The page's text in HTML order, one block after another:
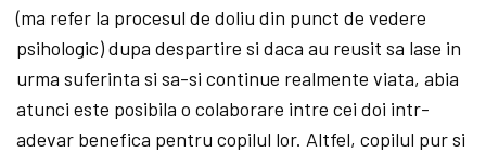
(ma refer la procesul de doliu din punct de vedere
psihologic) dupa despartire si daca au reusit sa lase in
urma suferinta si sa-si continue realmente viata, abia
atunci este posibila o colaborare intre cei doi intr-
adevar benefica pentru copilul lor. Altfel, copilul pur si